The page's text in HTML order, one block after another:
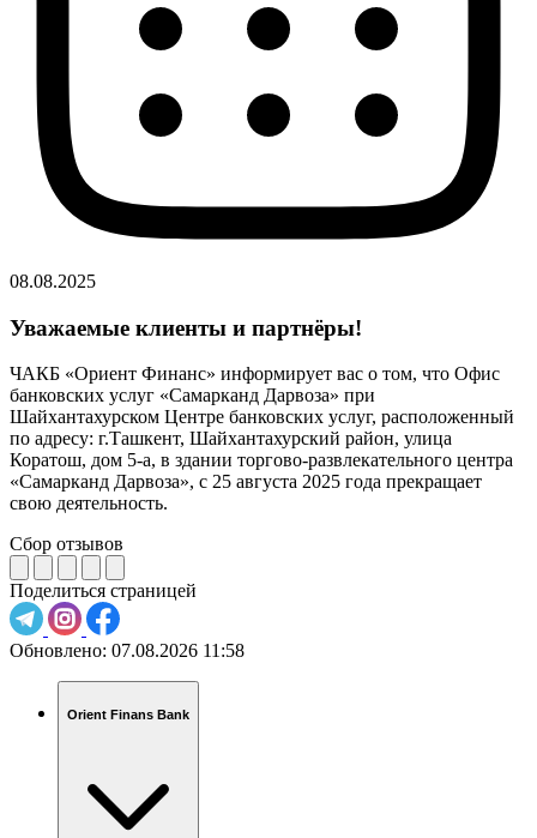
08.08.2025
Уважаемые клиенты и партнёры!
ЧАКБ «Ориент Финанс» информирует вас о том, что Офис
банковских услуг «Самарканд Дарвоза» при
Шайхантахурском Центре банковских услуг, расположенный
по адресу: г.Ташкент, Шайхантахурский район, улица
Коратош, дом 5-а, в здании торгово-развлекательного центра
«Самарканд Дарвоза», с 25 августа 2025 года прекращает
свою деятельность.
Сбор отзывов
Поделиться страницей
Обновлено: 07.08.2026 11:58
Orient Finans Bank